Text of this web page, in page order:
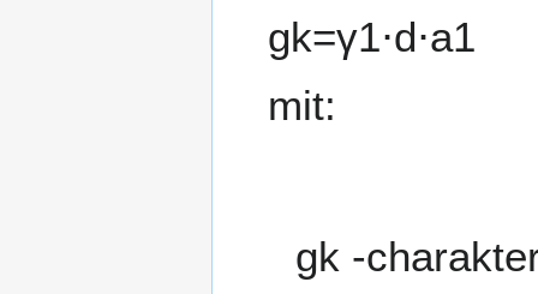
gk=γ1⋅d⋅a1
mit:
gk -